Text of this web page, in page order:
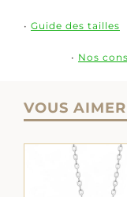
• Guide des tailles
• Nos
VOUS